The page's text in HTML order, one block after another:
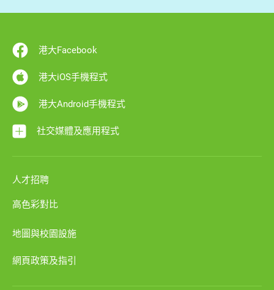
港大Facebook
港大iOS手機程式
港大Android手機程式
社交媒體及應用程式
人才招聘
高色彩對比
地圖與校園設施
網頁政策及指引